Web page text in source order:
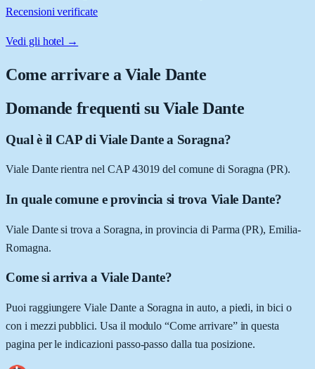
Recensioni verificate
Vedi gli hotel →
Come arrivare aViale Dante
Domande frequenti su Viale Dante
Qual è il CAP di Viale Dante a Soragna?
Viale Dante rientra nel CAP 43019 del comune di Soragna (PR).
In quale comune e provincia si trova Viale Dante?
Viale Dante si trova a Soragna, in provincia di Parma (PR), Emilia-
Romagna.
Come si arriva a Viale Dante?
Puoi raggiungere Viale Dante a Soragna in auto, a piedi, in bici o
con i mezzi pubblici. Usa il modulo “Come arrivare” in questa
pagina per le indicazioni passo-passo dalla tua posizione.